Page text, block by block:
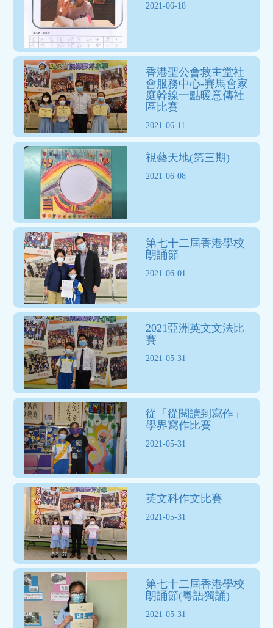
2021-06-18
香港聖公會救主堂社
會服務中心-賽馬會家
庭幹線一點暖意傳社
區比賽
2021-06-11
視藝天地(第三期)
2021-06-08
第七十二屆香港學校
朗誦節
2021-06-01
2021亞洲英文文法比
賽
2021-05-31
從「從閱讀到寫作」
學界寫作比賽
2021-05-31
英文科作文比賽
2021-05-31
第七十二屆香港學校
朗誦節(粵語獨誦)
2021-05-31